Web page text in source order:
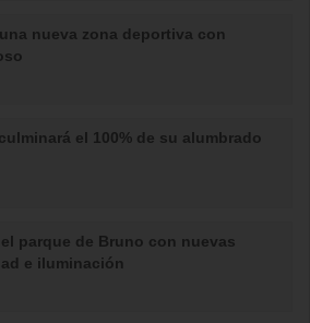
nueva zona deportiva con
el 100% de su alumbrado
parque de Bruno con nuevas
e iluminación